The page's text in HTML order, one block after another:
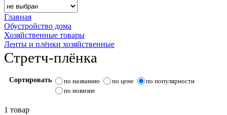
Главная
Обустройство дома
Хозяйственные товары
Ленты и плёнки хозяйственные
Стретч-плёнка
Сортировать по названию по цене
по популярности
по новизне
1 товар